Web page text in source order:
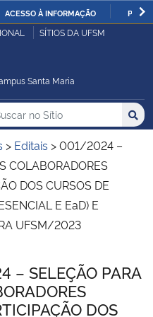
ACESSO À INFORMAÇÃO
SÍTIOS DA UFSM
Santa Maria
no no Sítio
> Editais >001/2024 –
COLABORADORES
DOS CURSOS DE
E EaD) E
UFSM/2023
– SELEÇÃO PARA
DOS